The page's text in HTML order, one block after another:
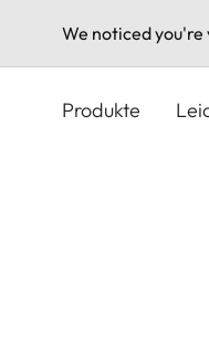
We noticed
Produkte